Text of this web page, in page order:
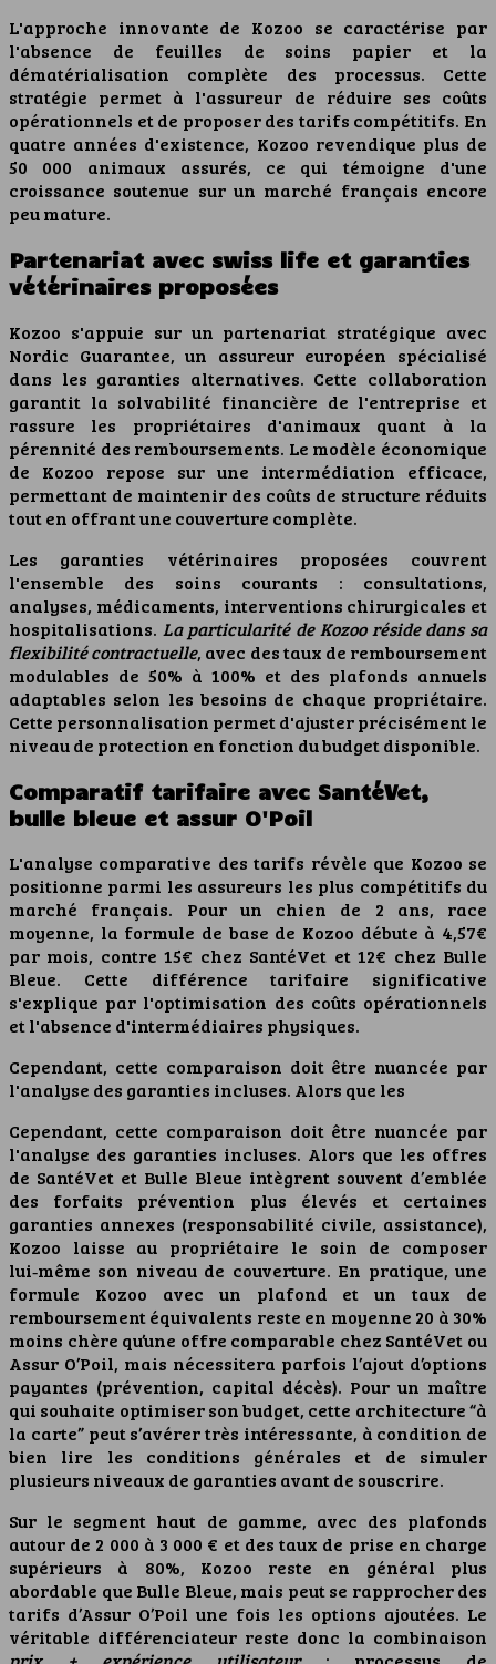
L'approche innovante de Kozoo se caractérise par
l'absence de feuilles de soins papier et la
dématérialisation complète des processus. Cette
stratégie permet à l'assureur de réduire ses coûts
opérationnels et de proposer des tarifs compétitifs. En
quatre années d'existence, Kozoo revendique plus de
50 000 animaux assurés, ce qui témoigne d'une
croissance soutenue sur un marché français encore
peu mature.
Partenariat avec swiss life et garanties
vétérinaires proposées
Kozoo s'appuie sur un partenariat stratégique avec
Nordic Guarantee, un assureur européen spécialisé
dans les garanties alternatives. Cette collaboration
garantit la solvabilité financière de l'entreprise et
rassure les propriétaires d'animaux quant à la
pérennité des remboursements. Le modèle économique
de Kozoo repose sur une intermédiation efficace,
permettant de maintenir des coûts de structure réduits
tout en offrant une couverture complète.
Les garanties vétérinaires proposées couvrent
l'ensemble des soins courants : consultations,
analyses, médicaments, interventions chirurgicales et
hospitalisations. La particularité de Kozoo réside dans sa
flexibilité contractuelle, avec des taux de remboursement
modulables de 50% à 100% et des plafonds annuels
adaptables selon les besoins de chaque propriétaire.
Cette personnalisation permet d'ajuster précisément le
niveau de protection en fonction du budget disponible.
Comparatif tarifaire avec SantéVet,
bulle bleue et assur O'Poil
L'analyse comparative des tarifs révèle que Kozoo se
positionne parmi les assureurs les plus compétitifs du
marché français. Pour un chien de 2 ans, race
moyenne, la formule de base de Kozoo débute à 4,57€
par mois, contre 15€ chez SantéVet et 12€ chez Bulle
Bleue. Cette différence tarifaire significative
s'explique par l'optimisation des coûts opérationnels
et l'absence d'intermédiaires physiques.
Cependant, cette comparaison doit être nuancée par
l'analyse des garanties incluses. Alors que les
Cependant, cette comparaison doit être nuancée par
l'analyse des garanties incluses. Alors que les offres
de SantéVet et Bulle Bleue intègrent souvent d’emblée
des forfaits prévention plus élevés et certaines
garanties annexes (responsabilité civile, assistance),
Kozoo laisse au propriétaire le soin de composer
lui‑même son niveau de couverture. En pratique, une
formule Kozoo avec un plafond et un taux de
remboursement équivalents reste en moyenne 20 à 30%
moins chère qu’une offre comparable chez SantéVet ou
Assur O’Poil, mais nécessitera parfois l’ajout d’options
payantes (prévention, capital décès). Pour un maître
qui souhaite optimiser son budget, cette architecture “à
la carte” peut s’avérer très intéressante, à condition de
bien lire les conditions générales et de simuler
plusieurs niveaux de garanties avant de souscrire.
Sur le segment haut de gamme, avec des plafonds
autour de 2 000 à 3 000 € et des taux de prise en charge
supérieurs à 80%, Kozoo reste en général plus
abordable que Bulle Bleue, mais peut se rapprocher des
tarifs d’Assur O’Poil une fois les options ajoutées. Le
véritable différenciateur reste donc la combinaison